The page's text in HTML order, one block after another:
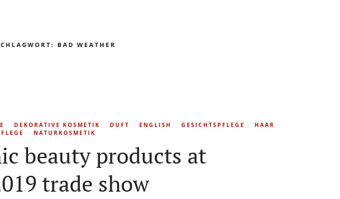
BAD WEATHER
DEKORATIVE KOSMETIK DUFT ENGLISH GESICHTSPFLEGE
HAAR
NATURKOSMETIK
beauty products at
trade show